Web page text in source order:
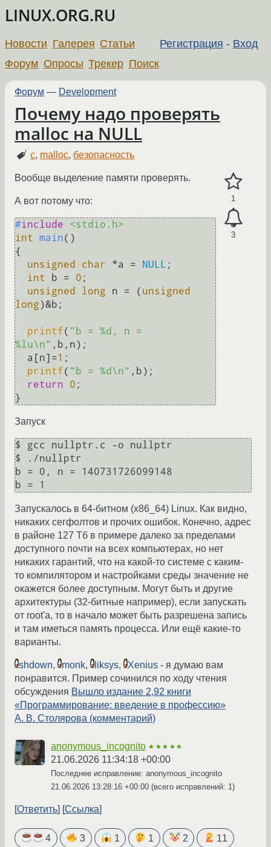
LINUX.ORG.RU
Регистрация - Вход
Новости Галерея Статьи
Форум Опросы Трекер Поиск
Форум — Development
Почему надо проверять
malloc на NULL
c, malloc, безопасность
1
3
Вообще выделение памяти проверять.
А вот потому что:
#include
<stdio.h>
int
main()
{
unsigned
char *a = NULL ;
int
b = 0 ;
unsigned
long n = ( unsigned
long)&b;
printf( "b = %d, n =
%lu\n" ,b,n);
  a[n]=
1 ;
printf( "b = %d\n" ,b);
return
0 ;
Запуск
$ gcc nullptr.c -o nullptr
$ ./nullptr
b = 0, n = 140731726099148
Запускалось в 64-битном (x86_64) Linux. Как видно,
никаких сегфолтов и прочих ошибок. Конечно, адрес
в районе 127 Тб в примере далеко за пределами
доступного почти на всех компьютерах, но нет
никаких гарантий, что на какой-то системе с каким-
то компилятором и настройками среды значение не
окажется более доступным. Могут быть и другие
архитектуры (32-битные например), если запускать
от root'а, то в начало может быть разрешена запись
и там иметься память процесса. Или ещё какие-то
варианты.
shdown, monk, liksys, Xenius - я думаю вам
понравится. Пример сочинился по ходу чтения
обсуждения Вышло издание 2,92 книги
«Программирование: введение в профессию»
А. В. Столярова (комментарий)
anonymous_incognito ★★★★★
21.06.2026 11:34:18 +00:00
Последнее исправление: anonymous_incognito
21.06.2026 13:28:16 +00:00 (всего исправлений: 1)
Ответить Ссылка
4 3 1 1 2 11